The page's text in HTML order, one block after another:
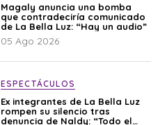
Magaly anuncia una bomba
que contradeciría comunicado
de La Bella Luz: “Hay un audio”
05 Ago 2026
ESPECTÁCULOS
Ex integrantes de La Bella Luz
rompen su silencio tras
denuncia de Naldy: “Todo el